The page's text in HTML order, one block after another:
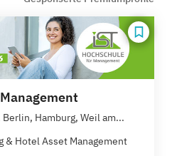
Hamburg, Weil am...
Hotel Asset Management